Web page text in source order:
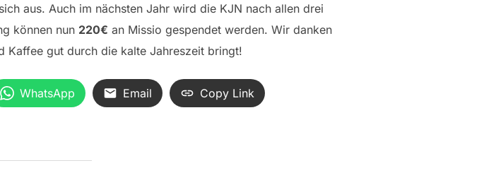
aus. Auch im nächsten Jahr wird die KJN nach allen drei
können nun 220€ an Missio gespendet werden. Wir danken
Kaffee gut durch die kalte Jahreszeit bringt!
WhatsApp Email Copy Link